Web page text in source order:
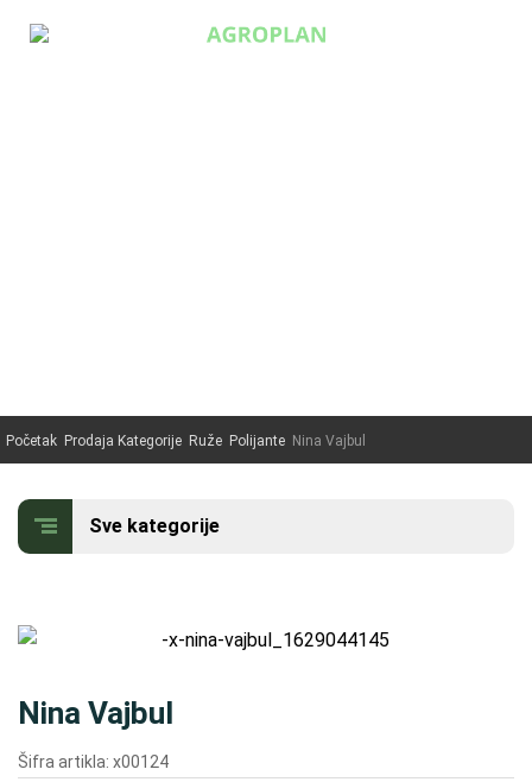
Uređenje
O nama
Kontakt
Početak Prodaja Kategorije Ruže Polijante Nina Vajbul
Sve kategorije
Nina Vajbul
Šifra artikla: x00124